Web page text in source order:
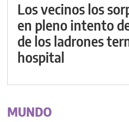
Los vecinos los
en pleno intento
de los ladrones
hospital
MUNDO